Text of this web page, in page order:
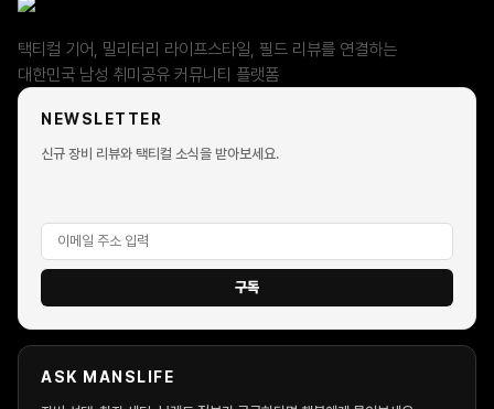
택티컬 기어, 밀리터리 라이프스타일, 필드 리뷰를 연결하는
대한민국 남성 취미공유 커뮤니티 플랫폼
NEWSLETTER
신규 장비 리뷰와 택티컬 소식을 받아보세요.
구독
ASK MANSLIFE